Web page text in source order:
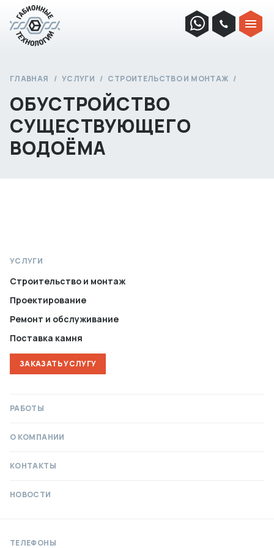
ГЛАВНАЯ УСЛУГИ СТРОИТЕЛЬСТВО И МОНТАЖ
ОБУСТРОЙСТВО
СУЩЕСТВУЮЩЕГО
ВОДОЁМА
УСЛУГИ
Строительство и монтаж
Проектирование
Ремонт и обслуживание
Поставка камня
ЗАКАЗАТЬ УСЛУГУ
РАБОТЫ
О КОМПАНИИ
КОНТАКТЫ
НОВОСТИ
ТЕЛЕФОНЫ